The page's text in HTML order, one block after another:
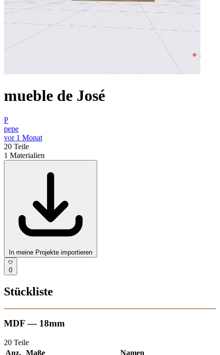
mueble de José
P
pepe
vor 1 Monat
20 Teile
1 Materialien
In meine Projekte importieren
0
Stückliste
MDF — 18mm
20 Teile
Anz. Maße Namen